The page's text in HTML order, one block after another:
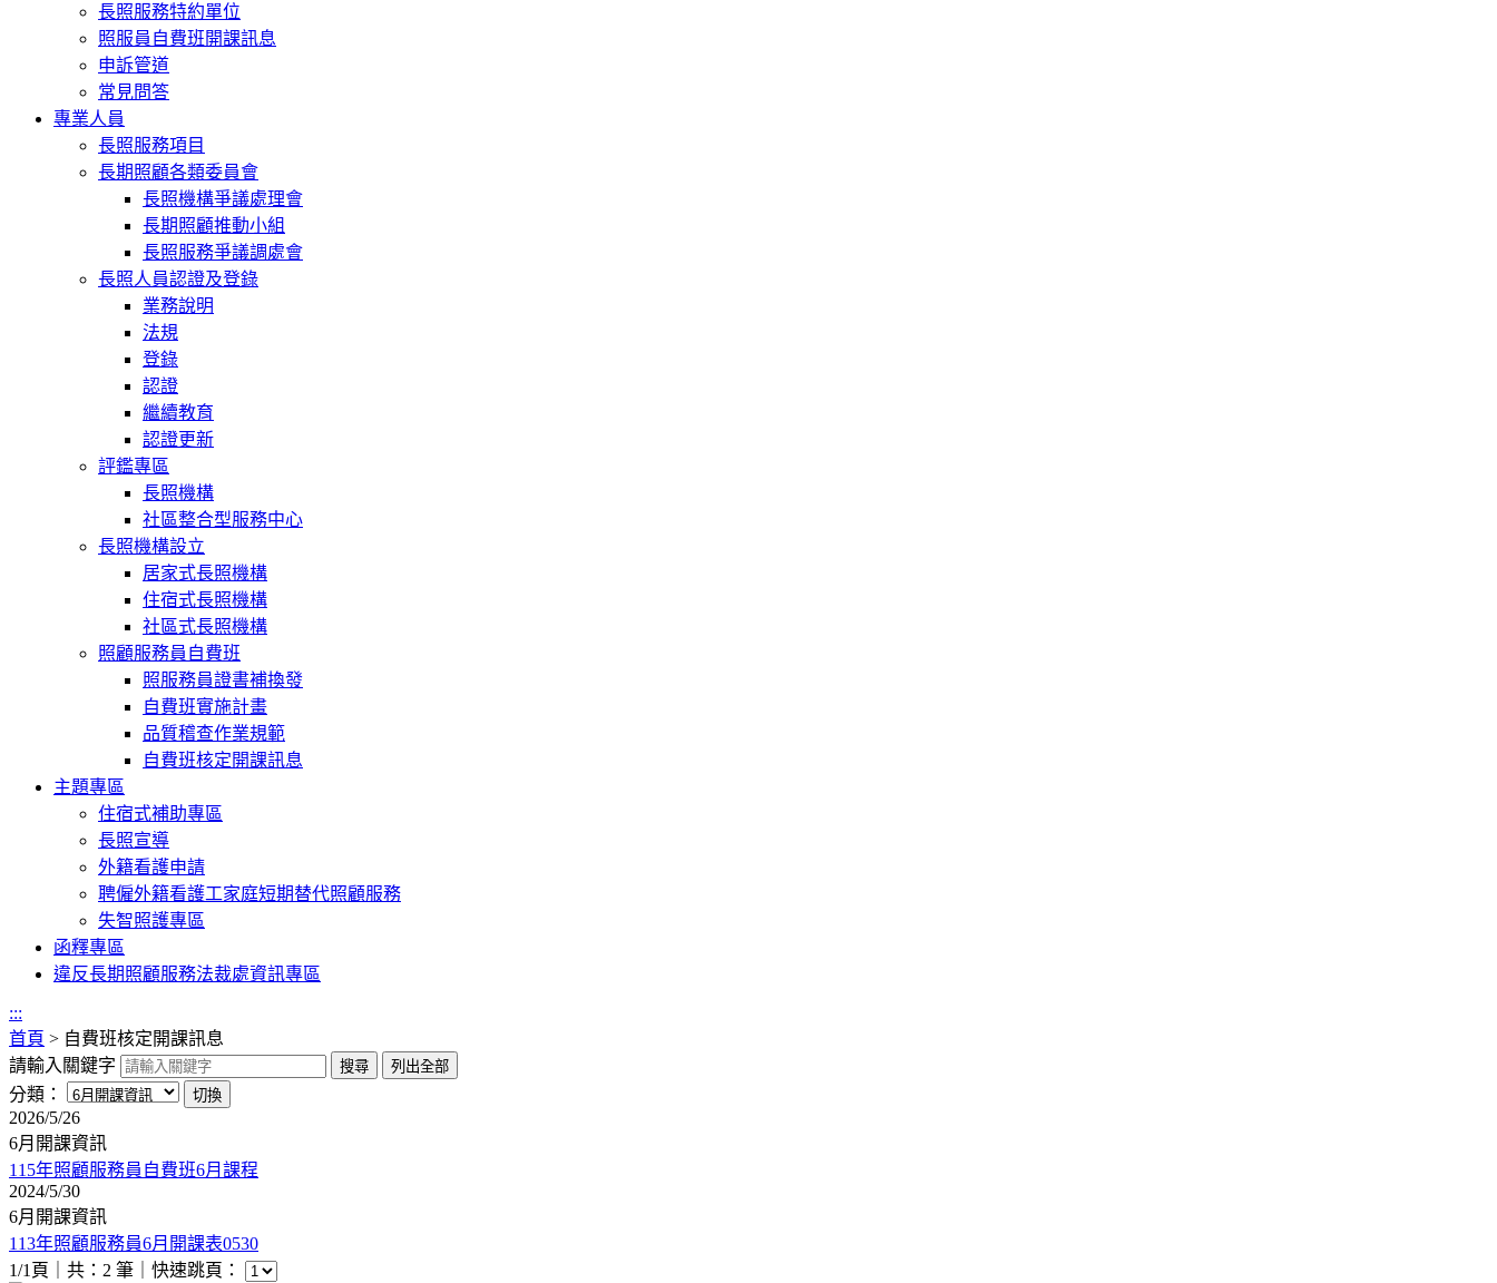
長照服務特約單位
照服員自費班開課訊息
申訴管道
常見問答
專業人員
長照服務項目
長期照顧各類委員會
長照機構爭議處理會
長期照顧推動小組
長照服務爭議調處會
長照人員認證及登錄
業務說明
法規
登錄
認證
繼續教育
認證更新
評鑑專區
長照機構
社區整合型服務中心
長照機構設立
居家式長照機構
住宿式長照機構
社區式長照機構
照顧服務員自費班
照服務員證書補換發
自費班實施計畫
品質稽查作業規範
自費班核定開課訊息
主題專區
住宿式補助專區
長照宣導
外籍看護申請
聘僱外籍看護工家庭短期替代照顧服務
失智照護專區
函釋專區
違反長期照顧服務法裁處資訊專區
:::
首頁 > 自費班核定開課訊息
請輸入關鍵字
分類：
2026/5/26
6月開課資訊
115年照顧服務員自費班6月課程
2024/5/30
6月開課資訊
113年照顧服務員6月開課表0530
1/1頁｜共：2 筆｜ 快速跳頁：